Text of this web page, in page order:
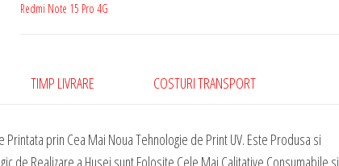
Pentru
Note
4G
Redmi Note 15 Pro 4G
TIMP LIVRARE COSTURI TRANSPORT
prin Cea Mai Noua Tehnologie de Print UV. Este Produsa si
de Realizare a Husei sunt Folosite Cele Mai Calitative Consumabile si